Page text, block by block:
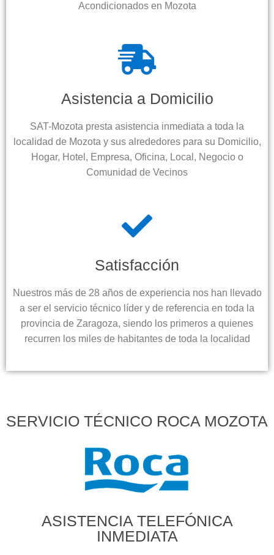
Acondicionados en Mozota
Asistencia a Domicilio
SAT-Mozota presta asistencia inmediata a toda la
localidad de Mozota y sus alrededores para su Domicilio,
Hogar, Hotel, Empresa, Oficina, Local, Negocio o
Comunidad de Vecinos
Satisfacción
Nuestros más de 28 años de experiencia nos han llevado
a ser el servicio técnico líder y de referencia en toda la
provincia de Zaragoza, siendo los primeros a quienes
recurren los miles de habitantes de toda la localidad
SERVICIO TÉCNICO ROCA MOZOTA
ASISTENCIA TELEFÓNICA
INMEDIATA